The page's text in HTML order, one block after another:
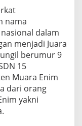
nama
dalam
menjadi Juara
berumur 9
15
Muara Enim
dari orang
yakni